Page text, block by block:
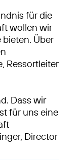
für die
wollen wir
Über
Ressortleiter
Dass wir
für uns eine
Director